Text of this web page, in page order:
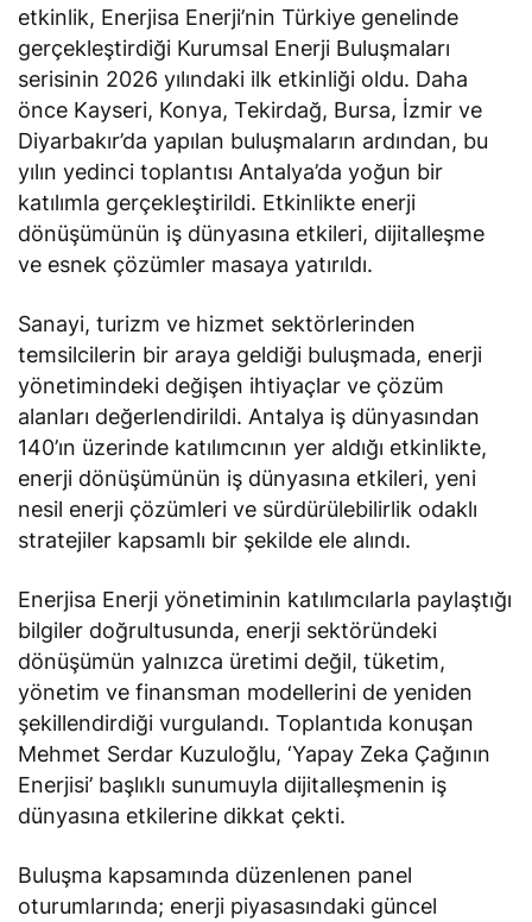
etkinlik, Enerjisa Enerji’nin Türkiye genelinde
gerçekleştirdiği Kurumsal Enerji Buluşmaları
serisinin 2026 yılındaki ilk etkinliği oldu. Daha
önce Kayseri, Konya, Tekirdağ, Bursa, İzmir ve
Diyarbakır’da yapılan buluşmaların ardından, bu
yılın yedinci toplantısı Antalya’da yoğun bir
katılımla gerçekleştirildi. Etkinlikte enerji
dönüşümünün iş dünyasına etkileri, dijitalleşme
ve esnek çözümler masaya yatırıldı.
Sanayi, turizm ve hizmet sektörlerinden
temsilcilerin bir araya geldiği buluşmada, enerji
yönetimindeki değişen ihtiyaçlar ve çözüm
alanları değerlendirildi. Antalya iş dünyasından
140’ın üzerinde katılımcının yer aldığı etkinlikte,
enerji dönüşümünün iş dünyasına etkileri, yeni
nesil enerji çözümleri ve sürdürülebilirlik odaklı
stratejiler kapsamlı bir şekilde ele alındı.
Enerjisa Enerji yönetiminin katılımcılarla paylaştığı
bilgiler doğrultusunda, enerji sektöründeki
dönüşümün yalnızca üretimi değil, tüketim,
yönetim ve finansman modellerini de yeniden
şekillendirdiği vurgulandı. Toplantıda konuşan
Mehmet Serdar Kuzuloğlu, ‘Yapay Zeka Çağının
Enerjisi’ başlıklı sunumuyla dijitalleşmenin iş
dünyasına etkilerine dikkat çekti.
Buluşma kapsamında düzenlenen panel
oturumlarında; enerji piyasasındaki güncel